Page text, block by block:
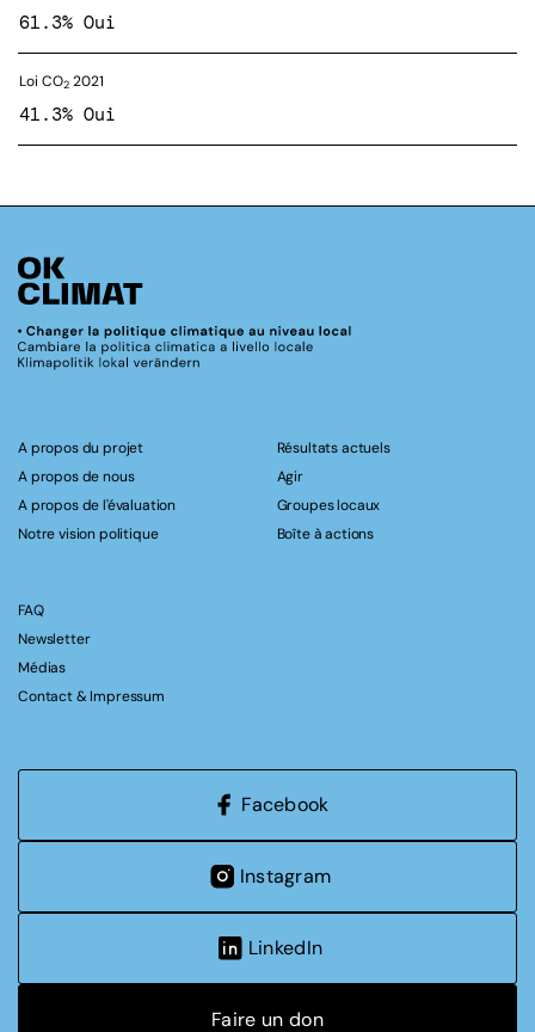
61.3% Oui
Loi CO2 2021
41.3% Oui
A propos du projet
A propos de nous
A propos de l'évaluation
Notre vision politique
Résultats actuels
Agir
Groupes locaux
Boîte à actions
FAQ
Newsletter
Médias
Contact & Impressum
Facebook
Instagram
LinkedIn
Faire un don